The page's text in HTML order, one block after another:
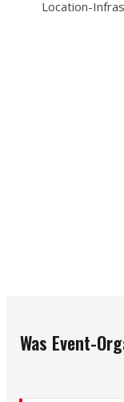
Location-
Was Event-